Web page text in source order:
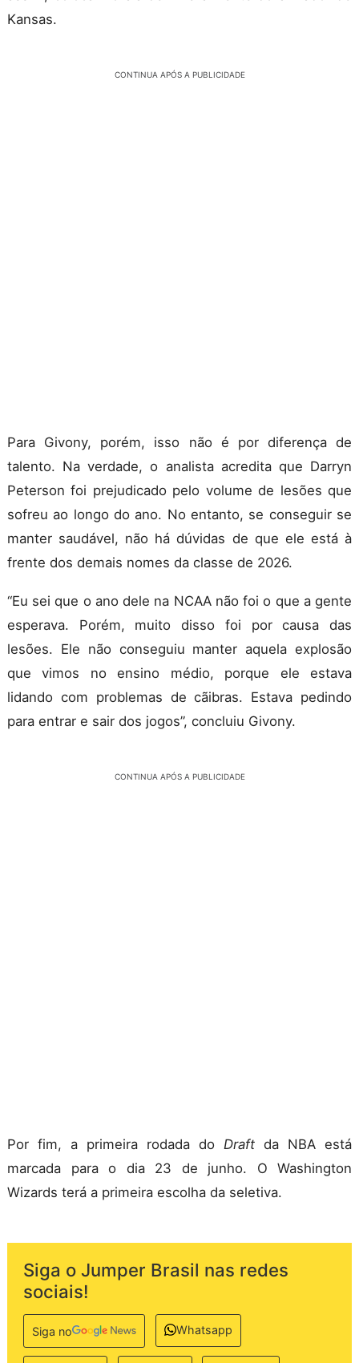
Kansas.
CONTINUA APÓS A PUBLICIDADE
Para Givony, porém, isso não é por diferença de
talento. Na verdade, o analista acredita que Darryn
Peterson foi prejudicado pelo volume de lesões que
sofreu ao longo do ano. No entanto, se conseguir se
manter saudável, não há dúvidas de que ele está à
frente dos demais nomes da classe de 2026.
“Eu sei que o ano dele na NCAA não foi o que a gente
esperava. Porém, muito disso foi por causa das
lesões. Ele não conseguiu manter aquela explosão
que vimos no ensino médio, porque ele estava
lidando com problemas de cãibras. Estava pedindo
para entrar e sair dos jogos”, concluiu Givony.
CONTINUA APÓS A PUBLICIDADE
Por fim, a primeira rodada do Draft da NBA está
marcada para o dia 23 de junho. O Washington
Wizards terá a primeira escolha da seletiva.
Siga o Jumper Brasil nas redes
sociais!
Siga no Whatsapp